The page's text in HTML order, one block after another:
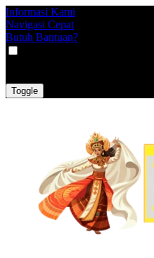
Informasi Kami
Navigasi Cepat
Butuh Bantuan?
Toggle